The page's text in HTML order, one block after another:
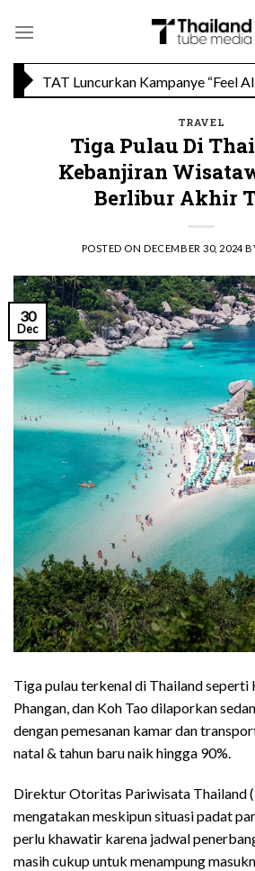
TRAVEL
Tiga Pulau Di
Kebanjiran
Berlibur Akhir
POSTED ONDECEMBER 30, 2024
30
Dec
Tiga pulau terkenal di Thailand seperti
Phangan, dan Koh Tao dilaporkan
dengan pemesanan kamar dan
natal & tahun baru naik hingga 90%.
Direktur Otoritas Pariwisata Thailand
mengatakan meskipun situasi padat
perlu khawatir karena jadwal
masih cukup untuk menampung